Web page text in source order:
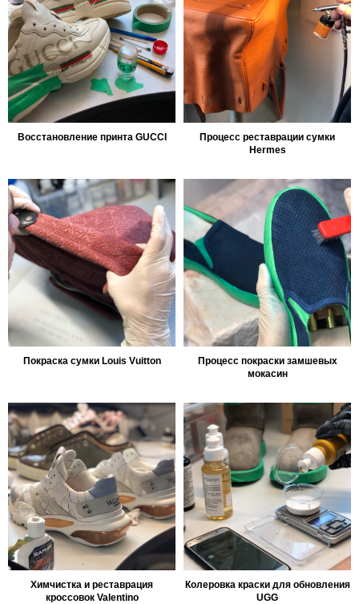
Восстановление принта GUCCI
Процесс реставрации сумки
Hermes
Покраска сумки Louis Vuitton
Процесс покраски замшевых
мокасин
Химчистка и реставрация
кроссовок Valentino
Колеровка краски для обновления
UGG